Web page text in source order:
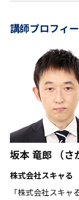
講師プロフィ
坂本 竜郎 （さ
株式会社スキャ
「株式会社スキャ